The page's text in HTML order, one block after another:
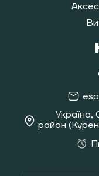
Україна,
район